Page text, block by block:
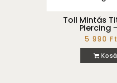
Toll Mintás
Piercing
5 990